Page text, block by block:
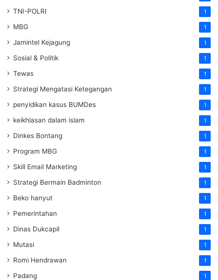
TNI-POLRI 1
MBG 1
Jamintel Kejagung 1
Sosial & Politik 1
Tewas 1
Strategi Mengatasi Ketegangan 1
penyidikan kasus BUMDes 1
keikhlasan dalam islam 1
Dinkes Bontang 1
Program MBG 1
Skill Email Marketing 1
Strategi Bermain Badminton 1
Beko hanyut 1
Pemerintahan 1
Dinas Dukcapil 1
Mutasi 1
Romi Hendrawan 1
Padang 1